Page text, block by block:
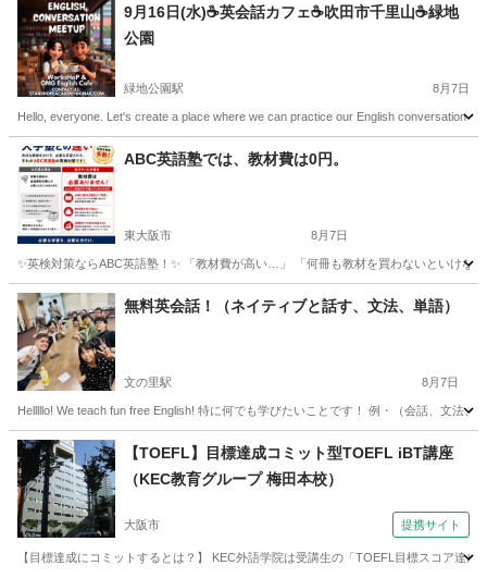
9月16日(水)☕️英会話カフェ☕️吹田市千里山☕️緑地
公園
緑地公園駅 8月7日
Hello, everyone. Let's create a place where we can practice our English conversation
大阪 吹田市 緑地公園駅 英会話
ABC英語塾では、教材費は0円。
東大阪市 8月7日
✨英検対策ならABC英語塾！✨ 「教材費が高い…」 「何冊も教材を買わないといけ
大阪 東大阪市 英検 1級
無料英会話！（ネイティブと話す、文法、単語）
文の里駅 8月7日
Helllllo! We teach fun free English! 特に何でも学びたいことです！ 例・（会話、文法
大阪 大阪市 英会話 ネイティブ
【TOEFL】目標達成コミット型TOEFL iBT講座
（KEC教育グループ 梅田本校）
大阪市 提携サイト
【目標達成にコミットするとは？】 KEC外語学院は受講生の「TOEFL目標スコア達